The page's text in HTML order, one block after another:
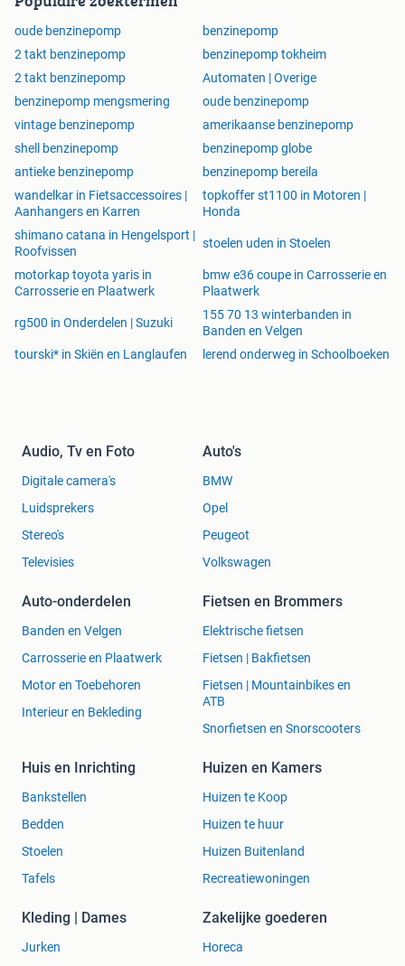
oude benzinepomp
benzinepomp
2 takt benzinepomp
benzinepomp tokheim
2 takt benzinepomp
Automaten | Overige
benzinepomp mengsmering
oude benzinepomp
vintage benzinepomp
amerikaanse benzinepomp
shell benzinepomp
benzinepomp globe
antieke benzinepomp
benzinepomp bereila
wandelkar in Fietsaccessoires |
Aanhangers en Karren
topkoffer st1100 in Motoren |
Honda
shimano catana in Hengelsport |
Roofvissen
stoelen uden in Stoelen
motorkap toyota yaris in
Carrosserie en Plaatwerk
bmw e36 coupe in Carrosserie en
Plaatwerk
rg500 in Onderdelen | Suzuki
155 70 13 winterbanden in
Banden en Velgen
tourski* in Skiën en Langlaufen
lerend onderweg in Schoolboeken
Audio, Tv en Foto
Digitale camera's
Luidsprekers
Stereo's
Televisies
Auto's
BMW
Opel
Peugeot
Volkswagen
Auto-onderdelen
Banden en Velgen
Carrosserie en Plaatwerk
Motor en Toebehoren
Interieur en Bekleding
Fietsen en Brommers
Elektrische fietsen
Fietsen | Bakfietsen
Fietsen | Mountainbikes en
ATB
Snorfietsen en Snorscooters
Huis en Inrichting
Bankstellen
Bedden
Stoelen
Tafels
Huizen en Kamers
Huizen te Koop
Huizen te huur
Huizen Buitenland
Recreatiewoningen
Kleding | Dames
Jurken
Zakelijke goederen
Horeca